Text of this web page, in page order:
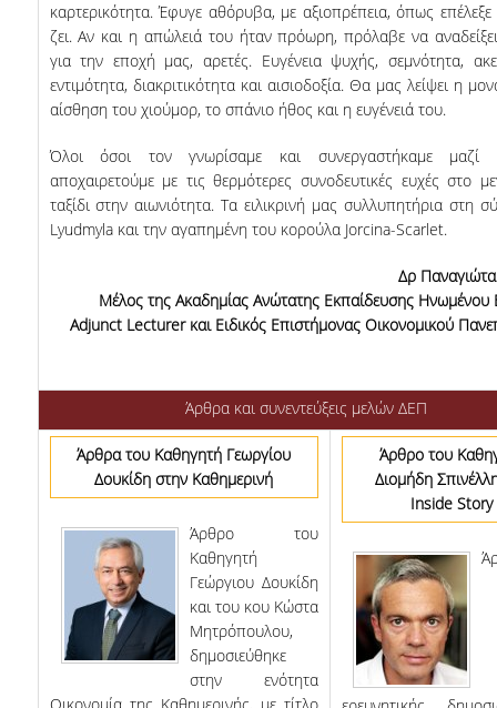
καρτερικότητα. Έφυγε αθόρυβα, με αξιοπρέπεια, όπως
ζει. Αν και η απώλειά του ήταν πρόωρη, πρόλαβε να
για την εποχή μας, αρετές. Ευγένεια ψυχής, σεμνότητα,
εντιμότητα, διακριτικότητα και αισιοδοξία. Θα μας λείψει η
αίσθηση του χιούμορ, το σπάνιο ήθος και η ευγένειά του.
Όλοι όσοι τον γνωρίσαμε και συνεργαστήκαμε μαζί
αποχαιρετούμε με τις θερμότερες συνοδευτικές ευχές στο
ταξίδι στην αιωνιότητα. Τα ειλικρινή μας συλλυπητήρια στη
Lyudmyla και την αγαπημένη του κορούλα Jorcina-Scarlet.
Δρ
Μέλος της Ακαδημίας Ανώτατης Εκπαίδευσης Ηνωμένου
Adjunct Lecturer και Ειδικός Επιστήμονας Οικονομικού
Άρθρα και συνεντεύξεις μελών ΔΕΠ
Άρθρα του Καθηγητή Γεωργίου
Δουκίδη στην Καθημερινή
Άρθρο του
Καθηγητή
Γεώργιου Δουκίδη
και του κου Κώστα
Μητρόπουλου,
δημοσιεύθηκε
στην ενότητα
Άρθρο του
Διομήδη
Inside Story